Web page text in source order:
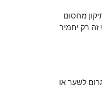
מחסום
זה רק יחמיר
לשער או